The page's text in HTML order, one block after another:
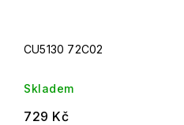
CU5130 72C02
Skladem
729 Kč